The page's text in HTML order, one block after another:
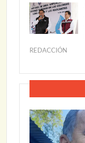
l
i
o
,
0
2
6
REDACCIÓN
l
o
2
2
,